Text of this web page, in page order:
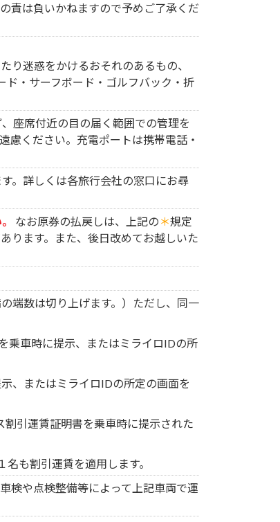
責は負いかねますので予めご了承くだ
り迷惑をかけるおそれのあるもの、
ド・サーフボード・ゴルフバック・折
座席付近の目の届く範囲での管理を
慮ください。充電ポートは携帯電話・
。詳しくは各旅行会社の窓口にお尋
なお原券の払戻しは、上記の ＊規定
ります。また、後日改めてお越しいた
端数は切り上げます。）ただし、同一
乗車時に提示、またはミライロIDの所
、またはミライロIDの所定の画面を
引運賃証明書を乗車時に提示された
も割引運賃を適用します。
検や点検整備等によって上記車両で運